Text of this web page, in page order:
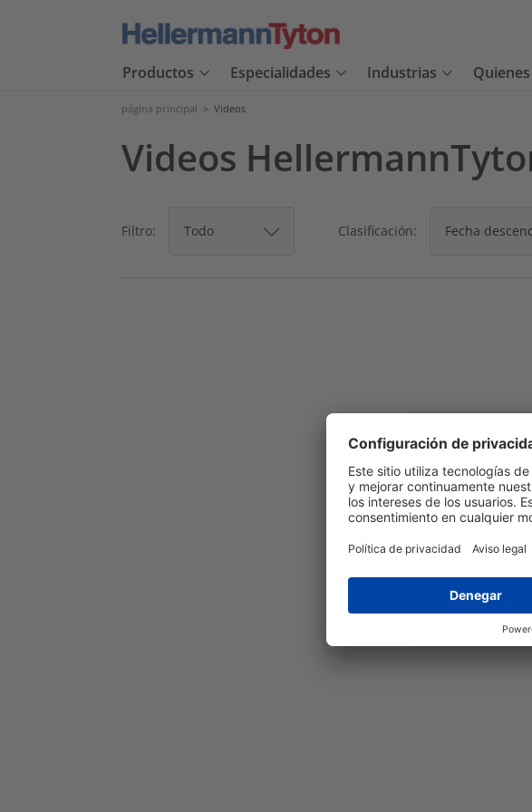
Productos Especialidades Industrias
página principal > Videos
Videos
Filtro: Clasificación:
el
Utilizamos
recopilar datos
Más